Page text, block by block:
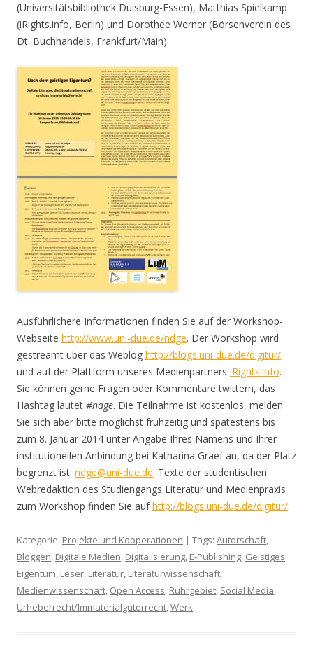
(Universitätsbibliothek Duisburg-Essen), Matthias Spielkamp
(iRights.info, Berlin) und Dorothee Werner (Börsenverein des
Dt. Buchhandels, Frankfurt/Main).
Ausführlichere Informationen finden Sie auf der Workshop-
Webseite http://www.uni-due.de/ndge. Der Workshop wird
gestreamt über das Weblog http://blogs.uni-due.de/digitur/
und auf der Plattform unseres Medienpartners iRights.info.
Sie können gerne Fragen oder Kommentare twittern, das
Hashtag lautet #ndge. Die Teilnahme ist kostenlos, melden
Sie sich aber bitte möglichst frühzeitig und spätestens bis
zum 8. Januar 2014 unter Angabe Ihres Namens und Ihrer
institutionellen Anbindung bei Katharina Graef an, da der Platz
begrenzt ist: ndge@uni-due.de. Texte der studentischen
Webredaktion des Studiengangs Literatur und Medienpraxis
zum Workshop finden Sie aufhttp://blogs.uni-due.de/digitur/.
Kategorie: Projekte und Kooperationen | Tags: Autorschaft,
Bloggen, Digitale Medien, Digitalisierung, E-Publishing, Geistiges
Eigentum, Leser, Literatur, Literaturwissenschaft,
Medienwissenschaft, Open Access, Ruhrgebiet, Social Media,
Urheberrecht/Immaterialgüterrecht,Werk